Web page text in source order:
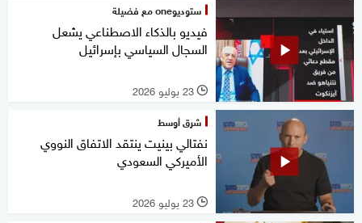
ستوديوone مع فضيلة
فيديو بالذكاء الاصطناعي يشعل
السجال السياسي بإسرائيل
l 23 يوليو 2026
شرق أوسط
نفتالي بينيت ينتقد الاتفاق النووي
الأميركي السعودي
l 23 يوليو 2026